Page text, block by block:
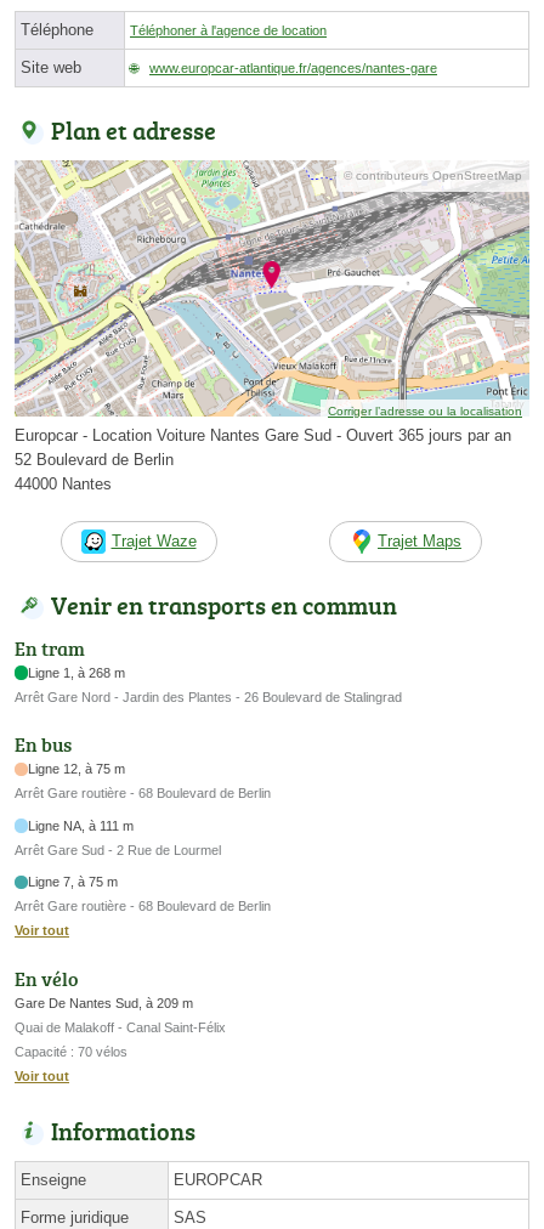
Téléphone Téléphoner à l'agence de location
Site web www.europcar-atlantique.fr/agences/nantes-gare
Plan et adresse
© contributeurs OpenStreetMap
Corriger l’adresse ou la localisation
Europcar - Location Voiture Nantes Gare Sud - Ouvert 365 jours par an
52 Boulevard de Berlin
44000 Nantes
Trajet Waze Trajet Maps
Venir en transports en commun
En tram
Ligne 1, à 268 m
Arrêt Gare Nord - Jardin des Plantes - 26 Boulevard de Stalingrad
En bus
Ligne 12, à 75 m
Arrêt Gare routière - 68 Boulevard de Berlin
Ligne NA, à 111 m
Arrêt Gare Sud - 2 Rue de Lourmel
Ligne 7, à 75 m
Arrêt Gare routière - 68 Boulevard de Berlin
Voir tout
En vélo
Gare De Nantes Sud, à 209 m
Quai de Malakoff - Canal Saint-Félix
Capacité : 70 vélos
Voir tout
Informations
Enseigne EUROPCAR
Forme juridique SAS